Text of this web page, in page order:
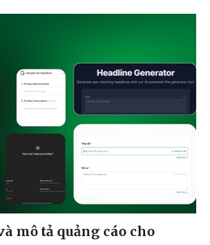
mô tả quảng cáo cho